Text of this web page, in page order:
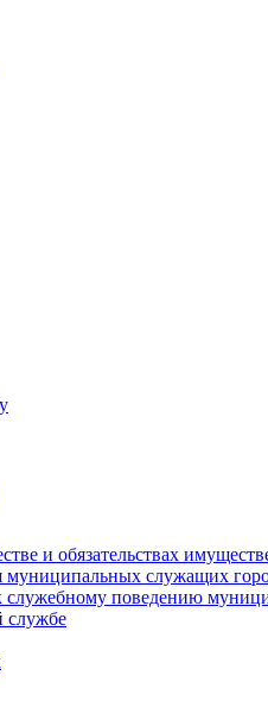
и обязательствах
служащих
поведению
службе